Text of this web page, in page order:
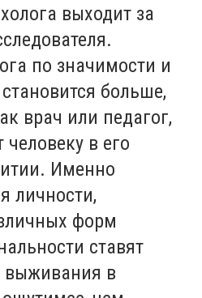
выходит за
по значимости и
больше,
врач или педагог,
в его
Именно
личности,
форм
ставят
выживания в